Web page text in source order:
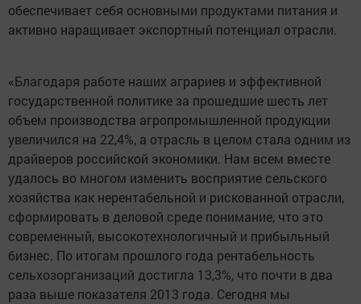
обеспечивает себя основными продуктами питания и
активно наращивает экспортный потенциал отрасли.
«Благодаря работе наших аграриев и эффективной
государственной политике за прошедшие шесть лет
объем производства агропромышленной продукции
увеличился на 22,4%, а отрасль в целом стала одним из
драйверов российской экономики. Нам всем вместе
удалось во многом изменить восприятие сельского
хозяйства как нерентабельной и рискованной отрасли,
сформировать в деловой среде понимание, что это
современный, высокотехнологичный и прибыльный
бизнес. По итогам прошлого года рентабельность
сельхозорганизаций достигла 13,3%, что почти в два
раза выше показателя 2013 года. Сегодня мы